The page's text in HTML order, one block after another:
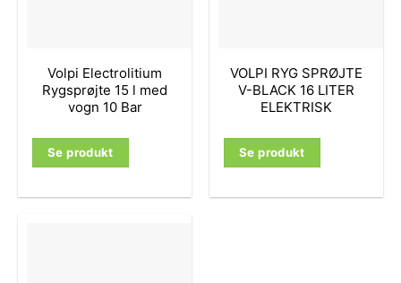
Volpi Electrolitium
Rygsprøjte 15 l med
vogn 10 Bar
Se produkt
VOLPI RYG SPRØJTE
V-BLACK 16 LITER
ELEKTRISK
Se produkt